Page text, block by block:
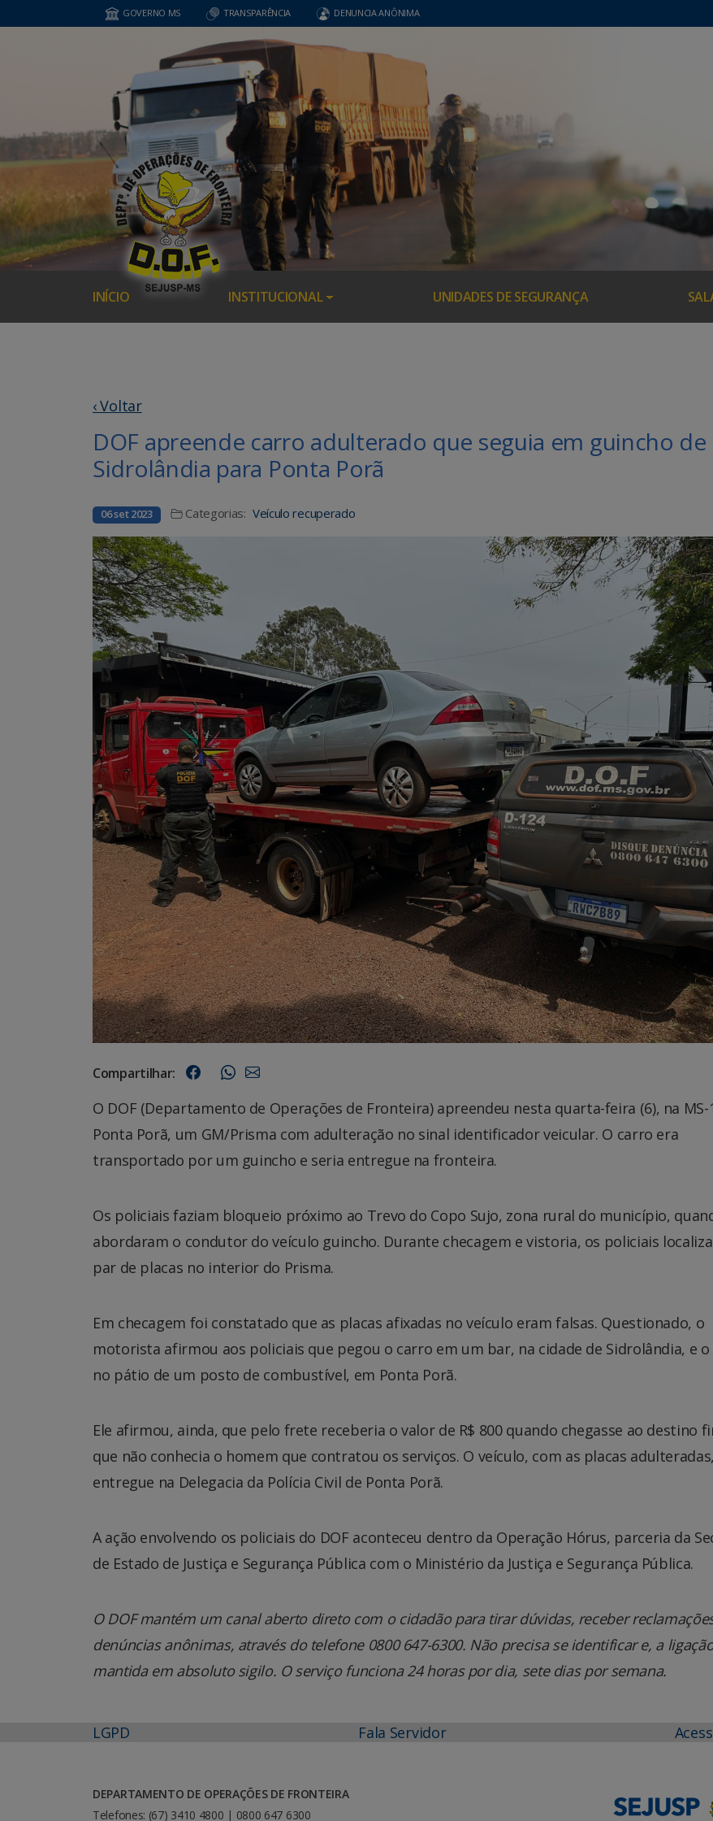
GOVERNO MS TRANSPARÊNCIA DENUNCIA ANÔNIMA
INÍCIO INSTITUCIONAL UNIDADES DE SEGURANÇA
‹ Voltar
DOF apreende carro adulterado que seguia em guincho de
Sidrolândia para Ponta Porã
06 set 2023 Categorias: Veículo recuperado
Compartilhar:
O DOF (Departamento de Operações de Fronteira) apreendeu nesta quarta-feira (6), na MS-
Ponta Porã, um GM/Prisma com adulteração no sinal identificador veicular. O carro era
transportado por um guincho e seria entregue na fronteira.
Os policiais faziam bloqueio próximo ao Trevo do Copo Sujo, zona rural do município,
abordaram o condutor do veículo guincho. Durante checagem e vistoria, os policiais
par de placas no interior do Prisma.
Em checagem foi constatado que as placas afixadas no veículo eram falsas. Questionado, o
motorista afirmou aos policiais que pegou o carro em um bar, na cidade de Sidrolândia, e o
no pátio de um posto de combustível, em Ponta Porã.
Ele afirmou, ainda, que pelo frete receberia o valor de R$ 800 quando chegasse ao destino
que não conhecia o homem que contratou os serviços. O veículo, com as placas
entregue na Delegacia da Polícia Civil de Ponta Porã.
A ação envolvendo os policiais do DOF aconteceu dentro da Operação Hórus, parceria da
de Estado de Justiça e Segurança Pública com o Ministério da Justiça e Segurança Pública.
O DOF mantém um canal aberto direto com o cidadão para tirar dúvidas, receber
denúncias anônimas, através do telefone 0800 647-6300. Não precisa se identificar e, a
mantida em absoluto sigilo. O serviço funciona 24 horas por dia, sete dias por semana.
LGPD Fala Servidor
DEPARTAMENTO DE OPERAÇÕES DE FRONTEIRA
Telefones: (67) 3410 4800 | 0800 647 6300